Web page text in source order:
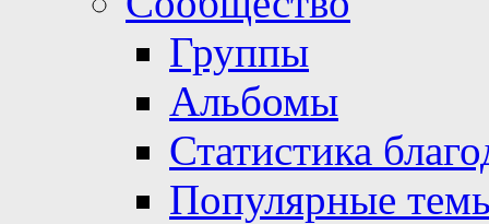
Группы
Альбомы
Статистика
Популярные